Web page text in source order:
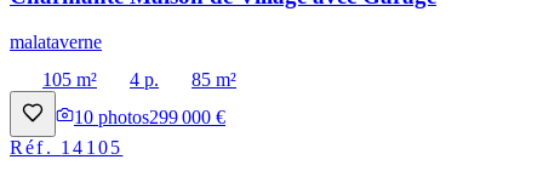
malataverne
105 m²
4 p.
85 m²
10 photos299 000 €
Réf. 14105